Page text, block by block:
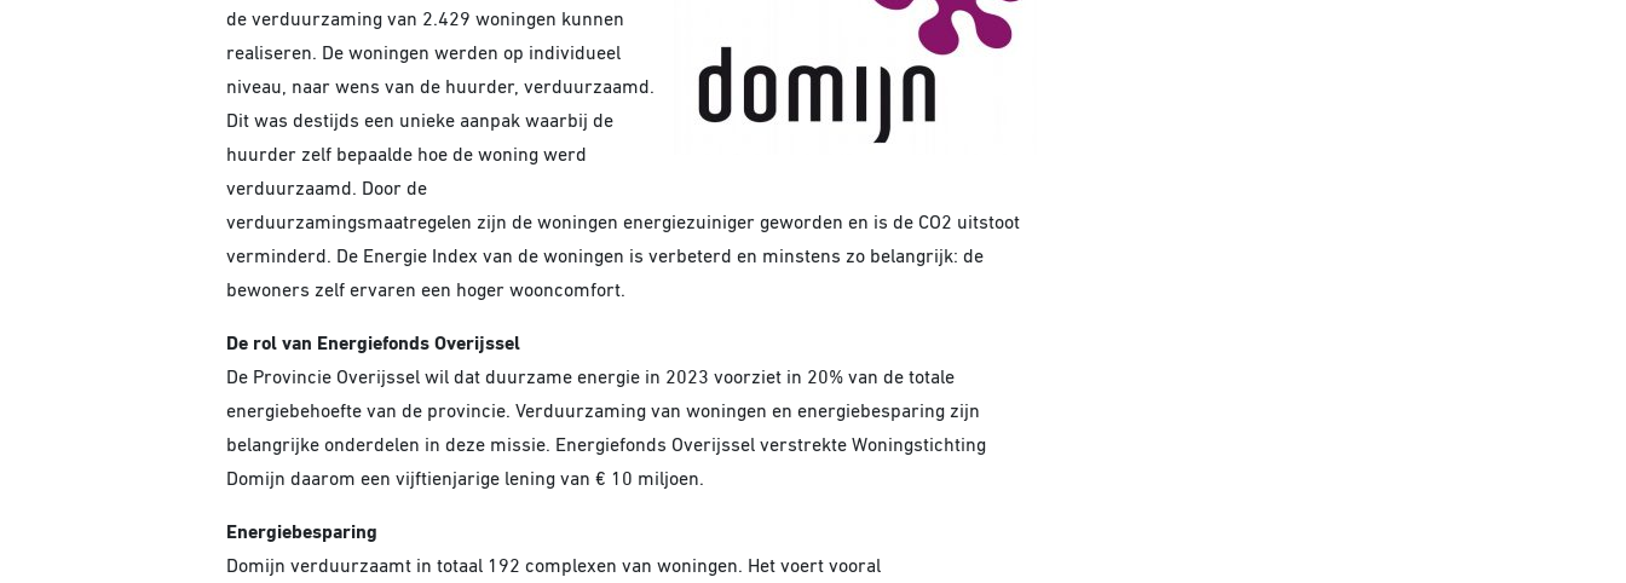
de verduurzaming van 2.429 woningen kunnen
realiseren. De woningen werden op individueel
niveau, naar wens van de huurder, verduurzaamd.
Dit was destijds een unieke aanpak waarbij de
huurder zelf bepaalde hoe de woning werd
verduurzaamd. Door de
verduurzamingsmaatregelen zijn de woningen energiezuiniger geworden en is de CO2 uitstoot
verminderd. De Energie Index van de woningen is verbeterd en minstens zo belangrijk: de
bewoners zelf ervaren een hoger wooncomfort.
De rol van Energiefonds Overijssel
De Provincie Overijssel wil dat duurzame energie in 2023 voorziet in 20% van de totale
energiebehoefte van de provincie. Verduurzaming van woningen en energiebesparing zijn
belangrijke onderdelen in deze missie. Energiefonds Overijssel verstrekte Woningstichting
Domijn daarom een vijftienjarige lening van € 10 miljoen.
Energiebesparing
Domijn verduurzaamt in totaal 192 complexen van woningen. Het voert vooral